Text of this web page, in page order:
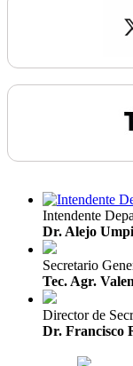
Intendente
Dr. Alejo
Secretario
Tec. Agr.
Director de
Dr. Francisco